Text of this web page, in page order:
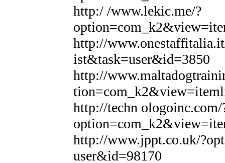
http:/ /www.lekic.me/?
http://
ist&task=user&id=3850
http://
http://techn ologoinc.com/
http://www.jppt.co.uk/
user&id=98170